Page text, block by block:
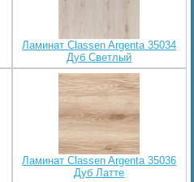
Ламинат Classen Argenta 35034
Дуб Светлый
Ламинат Classen Argenta 35036
Дуб Латте